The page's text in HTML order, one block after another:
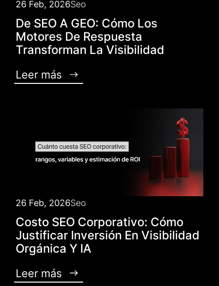
26 Feb, 2026Seo
De SEO A GEO: Cómo Los
Motores De Respuesta
Transforman La Visibilidad
Leer más
26 Feb, 2026Seo
Costo SEO Corporativo: Cómo
Justificar Inversión En Visibilidad
Orgánica Y IA
Leer más